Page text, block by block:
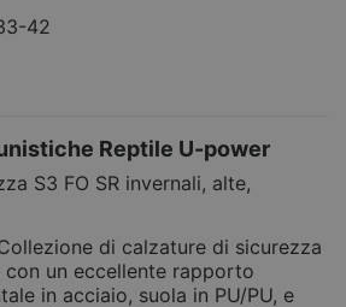
42
Reptile U-power
S3 FO SR invernali, alte,
di calzature di sicurezza
con un eccellente rapporto
in acciaio, suola in PU/PU, e